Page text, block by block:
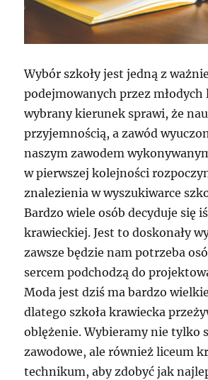
Wybór szkoły jest jedną z
podejmowanych przez młodych
wybrany kierunek sprawi, że
przyjemnością, a zawód
naszym zawodem
w pierwszej kolejności
znalezienia w wyszukiwarce
Bardzo wiele osób decyduje się
krawieckiej. Jest to doskonały
zawsze będzie nam potrzeba
sercem podchodzą do
Moda jest dziś ma bardzo
dlatego szkoła krawiecka
oblężenie. Wybieramy nie tylko
zawodowe, ale również liceum
technikum, aby zdobyć jak